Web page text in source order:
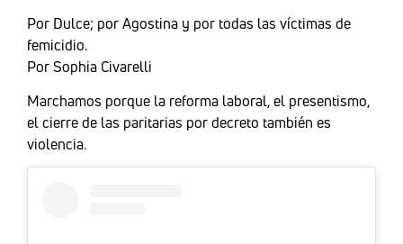
Por Dulce; por Agostina y por todas las víctimas de
femicidio.
Por Sophia Civarelli
Marchamos porque la reforma laboral, el presentismo,
el cierre de las paritarias por decreto también es
violencia.